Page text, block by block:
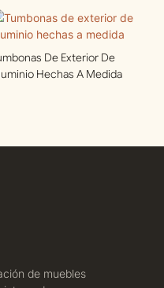
De Exterior De
Hechas A Medida
de muebles